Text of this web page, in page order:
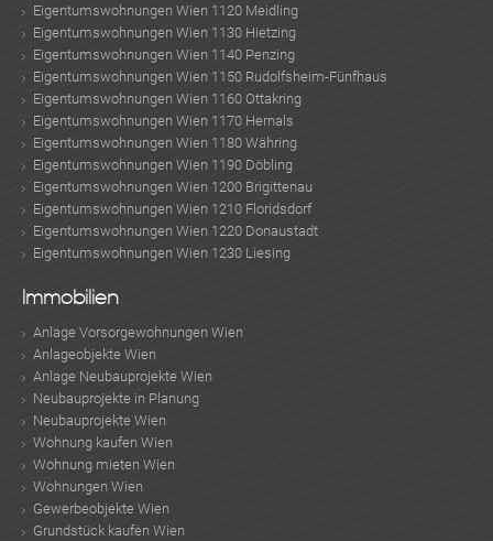
Eigentumswohnungen Wien 1120 Meidling
Eigentumswohnungen Wien 1130 Hietzing
Eigentumswohnungen Wien 1140 Penzing
Eigentumswohnungen Wien 1150 Rudolfsheim-Fünfhaus
Eigentumswohnungen Wien 1160 Ottakring
Eigentumswohnungen Wien 1170 Hernals
Eigentumswohnungen Wien 1180 Währing
Eigentumswohnungen Wien 1190 Döbling
Eigentumswohnungen Wien 1200 Brigittenau
Eigentumswohnungen Wien 1210 Floridsdorf
Eigentumswohnungen Wien 1220 Donaustadt
Eigentumswohnungen Wien 1230 Liesing
Immobilien
Anlage Vorsorgewohnungen Wien
Anlageobjekte Wien
Anlage Neubauprojekte Wien
Neubauprojekte in Planung
Neubauprojekte Wien
Wohnung kaufen Wien
Wohnung mieten Wien
Wohnungen Wien
Gewerbeobjekte Wien
Grundstück kaufen Wien